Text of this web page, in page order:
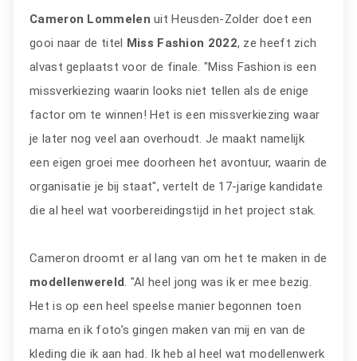
Cameron Lommelen uit Heusden-Zolder doet een
gooi naar de titel
Miss Fashion 2022, ze heeft zich
alvast geplaatst voor de finale. "Miss Fashion is een
missverkiezing waarin looks niet tellen als de enige
factor om te winnen! Het is een missverkiezing waar
je later nog veel aan overhoudt. Je maakt namelijk
een eigen groei mee doorheen het avontuur, waarin de
organisatie je bij staat", vertelt de 17-jarige kandidate
die al heel wat voorbereidingstijd in het project stak.
Cameron droomt er al lang van om het te maken in de
modellenwereld. "Al heel jong was ik er mee bezig.
Het is op een heel speelse manier begonnen toen
mama en ik foto’s gingen maken van mij en van de
kleding die ik aan had. Ik heb al heel wat modellenwerk